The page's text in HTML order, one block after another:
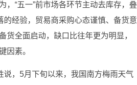
，“五一”前市场各环节主动去库存，叠
的经验，贸易商采购心态谨慎、备货意
货全面启动，缺口比往年更为明显，
因素。
说，5月下旬以来，我国南方梅雨天气